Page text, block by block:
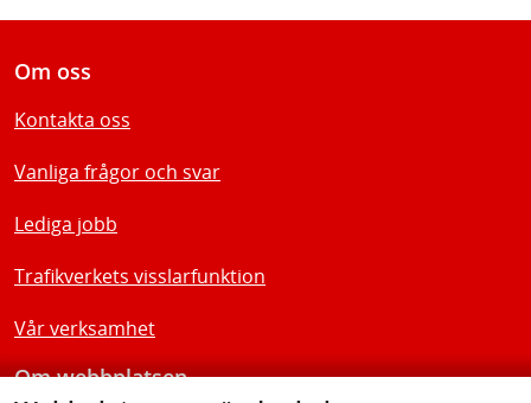
Om oss
Kontakta oss
Vanliga frågor och svar
Lediga jobb
Trafikverkets visslarfunktion
Vår verksamhet
Om webbplatsen